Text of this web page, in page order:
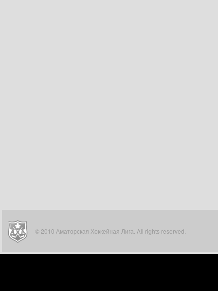
© 2010 Аматорская Хоккейная Лига. All rights reserved.